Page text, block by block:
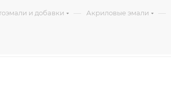
и добавки — Акриловые эмали —